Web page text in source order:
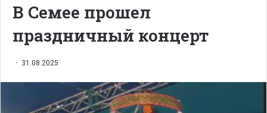
В Семее прошел
праздничный концерт
31.08.2025